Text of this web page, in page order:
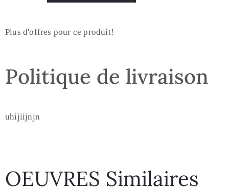
Plus d'offres pour ce produit!
Politique de livraison
uhijiijnjn
OEUVRES Similaires